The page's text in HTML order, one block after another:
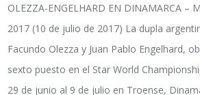
OLEZZA-ENGELHARD EN DINAMARCA –
2017 (10 de julio de 2017) La dupla
Facundo Olezza y Juan Pablo Engelhard,
sexto puesto en el Star World
29 de junio al 9 de julio en Troense,